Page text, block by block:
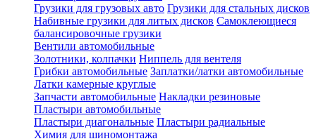
Грузики для грузовых авто Грузики для стальных дисков
Набивные грузики для литых дисков Самоклеющиеся
балансировочные грузики
Вентили автомобильные
Золотники, колпачки Ниппель для вентеля
Грибки автомобильные Заплатки/латки автомобильные
Латки камерные круглые
Запчасти автомобильные Накладки резиновые
Пластыри автомобильные
Пластыри диагональные Пластыри радиальные
Химия для шиномонтажа